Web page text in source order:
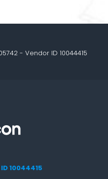
- Vendor ID 10044415
ID 10044415